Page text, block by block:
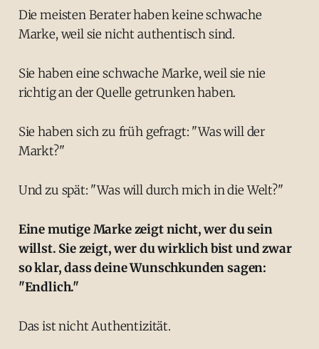
Die meisten Berater haben keine schwache
Marke, weil sie nicht authentisch sind.
Sie haben eine schwache Marke, weil sie nie
richtig an der Quelle getrunken haben.
Sie haben sich zu früh gefragt: "Was will der
Markt?"
Und zu spät: "Was will durch mich in die Welt?"
Eine mutige Marke zeigt nicht, wer du sein
willst. Sie zeigt, wer du wirklich bist und zwar
so klar, dass deine Wunschkunden sagen:
"Endlich."
Das ist nicht Authentizität.